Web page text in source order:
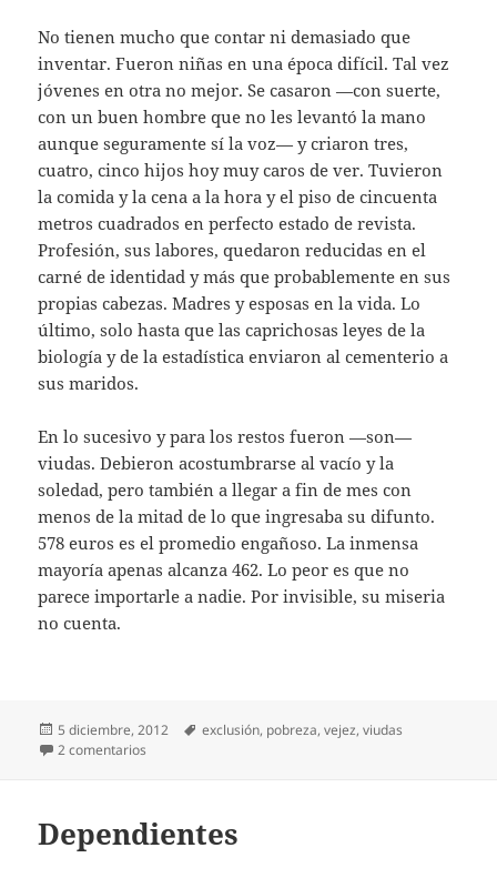
No tienen mucho que contar ni demasiado que
inventar. Fueron niñas en una época difícil. Tal vez
jóvenes en otra no mejor. Se casaron —con suerte,
con un buen hombre que no les levantó la mano
aunque seguramente sí la voz— y criaron tres,
cuatro, cinco hijos hoy muy caros de ver. Tuvieron
la comida y la cena a la hora y el piso de cincuenta
metros cuadrados en perfecto estado de revista.
Profesión, sus labores, quedaron reducidas en el
carné de identidad y más que probablemente en sus
propias cabezas. Madres y esposas en la vida. Lo
último, solo hasta que las caprichosas leyes de la
biología y de la estadística enviaron al cementerio a
sus maridos.
En lo sucesivo y para los restos fueron —son—
viudas. Debieron acostumbrarse al vacío y la
soledad, pero también a llegar a fin de mes con
menos de la mitad de lo que ingresaba su difunto.
578 euros es el promedio engañoso. La inmensa
mayoría apenas alcanza 462. Lo peor es que no
parece importarle a nadie. Por invisible, su miseria
no cuenta.
Publicado
el
5 diciembre, 2012 Etiquetas
exclusión, pobreza,vejez,viudas
2 comentarios
Dependientes